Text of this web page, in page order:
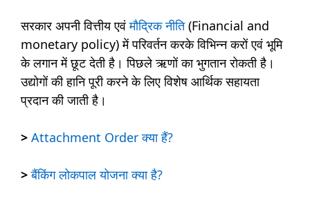
सरकार अपनी वित्तीय एवंमौद्रिक नीति(Financial and
monetary policy) में परिवर्तन करके विभिन्न करों एवं भूमि
के लगान में छूट देती है। पिछले ऋणों का भुगतान रोकती है।
उद्योगों की हानि पूरी करने के लिए विशेष आर्थिक सहायता
प्रदान की जाती है।
> Attachment Order क्या हैं?
>बैंकिंग लोकपाल योजना क्या है?